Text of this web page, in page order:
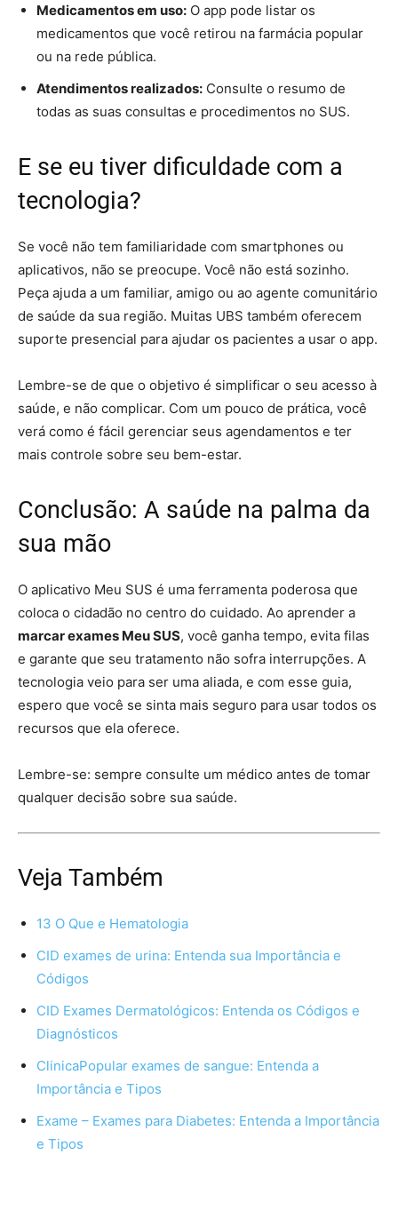
Medicamentos em uso: O app pode listar os
medicamentos que você retirou na farmácia popular
ou na rede pública.
Atendimentos realizados: Consulte o resumo de
todas as suas consultas e procedimentos no SUS.
E se eu tiver dificuldade com a
tecnologia?
Se você não tem familiaridade com smartphones ou
aplicativos, não se preocupe. Você não está sozinho.
Peça ajuda a um familiar, amigo ou ao agente comunitário
de saúde da sua região. Muitas UBS também oferecem
suporte presencial para ajudar os pacientes a usar o app.
Lembre-se de que o objetivo é simplificar o seu acesso à
saúde, e não complicar. Com um pouco de prática, você
verá como é fácil gerenciar seus agendamentos e ter
mais controle sobre seu bem-estar.
Conclusão: A saúde na palma da
sua mão
O aplicativo Meu SUS é uma ferramenta poderosa que
coloca o cidadão no centro do cuidado. Ao aprender a
marcar exames Meu SUS, você ganha tempo, evita filas
e garante que seu tratamento não sofra interrupções. A
tecnologia veio para ser uma aliada, e com esse guia,
espero que você se sinta mais seguro para usar todos os
recursos que ela oferece.
Lembre-se: sempre consulte um médico antes de tomar
qualquer decisão sobre sua saúde.
Veja Também
13 O Que e Hematologia
CID exames de urina: Entenda sua Importância e
Códigos
CID Exames Dermatológicos: Entenda os Códigos e
Diagnósticos
ClinicaPopular exames de sangue: Entenda a
Importância e Tipos
Exame – Exames para Diabetes: Entenda a Importância
e Tipos